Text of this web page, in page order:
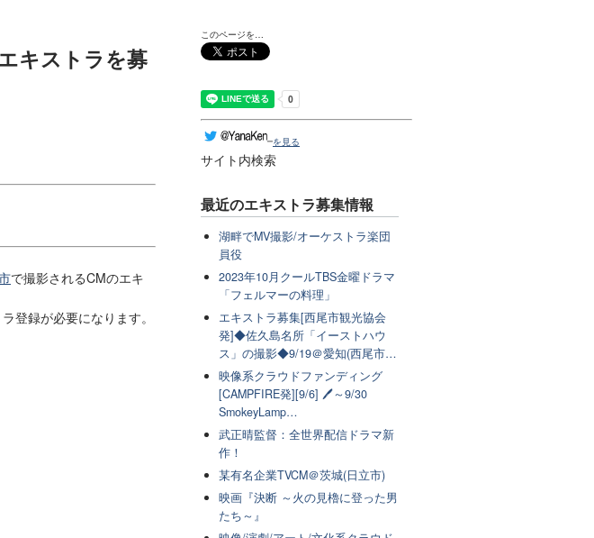
キストラを募
で撮影されるCMのエキ
登録が必要になります。
このページを…
を見る
サイト内検索
最近のエキストラ募集情報
湖畔でMV撮影/オーケストラ楽団
員役
2023年10月クールTBS金曜ドラマ
「フェルマーの料理」
エキストラ募集[西尾市観光協会
発]◆佐久島名所「イーストハウ
ス」の撮影◆9/19＠愛知(西尾市…
映像系クラウドファンディング
[CAMPFIRE発][9/6] 🖊～9/30
SmokeyLamp…
武正晴監督：全世界配信ドラマ新
作！
某有名企業TVCM＠茨城(日立市)
映画『決断 ～火の見櫓に登った男
たち～』